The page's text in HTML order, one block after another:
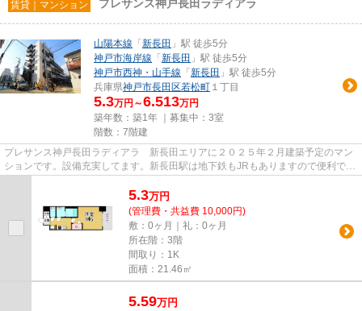
賃貸｜マンション プレサンス神戸長田ラディアラ
山陽本線 「 新長田 」駅 徒歩5分
神戸市海岸線 「 新長田 」駅 徒歩5分
神戸市西神・山手線 「 新長田 」駅 徒歩5分
兵庫県神戸市長田区若松町 １丁目
5.3万円～6.513万円
築年数：築1年 ｜募集中： 3室
階数：7階建
プレサンス神戸長田ラディアラ 新長田エリアに２０２５年２月建築予定のマン
ションです。設備充実してます。新長田駅は地下鉄もJRもありますので便利で
5.3万円
(管理費・共益費 10,000円)
敷：0ヶ月｜礼：0ヶ月
所在階：3階
間取り：1K
面積：21.46㎡
5.59万円